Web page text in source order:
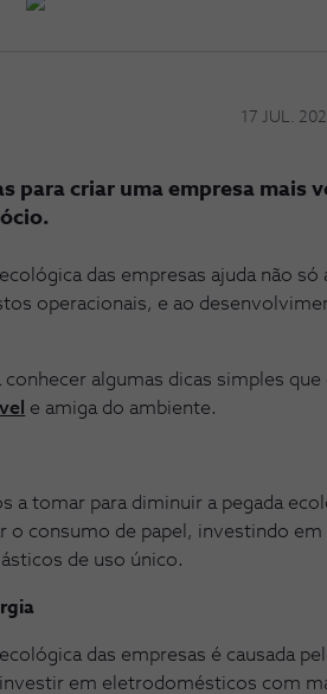
17 JUL.
para criar uma empresa mais
das empresas ajuda não
operacionais, e ao
algumas dicas simples
e amiga do ambiente.
a tomar para diminuir a pegada
o consumo de papel, investindo
de uso único.
das empresas é causada
em eletrodomésticos com